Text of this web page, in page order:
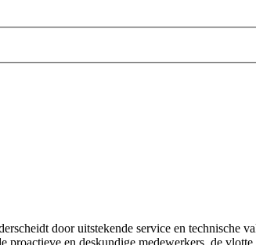
door uitstekende service en technische
en deskundige medewerkers, de